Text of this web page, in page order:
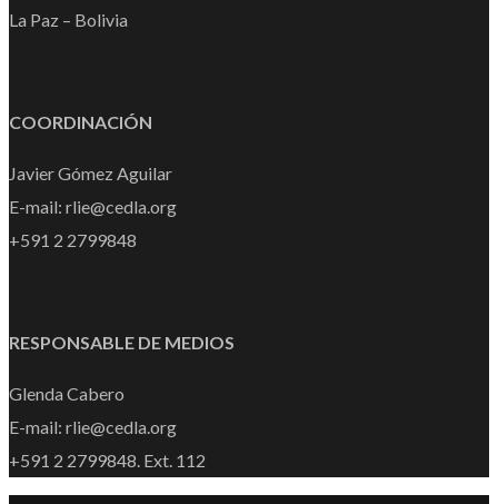
La Paz – Bolivia
COORDINACIÓN
Javier Gómez Aguilar
E-mail: rlie@cedla.org
+591 2 2799848
RESPONSABLE DE MEDIOS
Glenda Cabero
E-mail: rlie@cedla.org
+591 2 2799848. Ext. 112